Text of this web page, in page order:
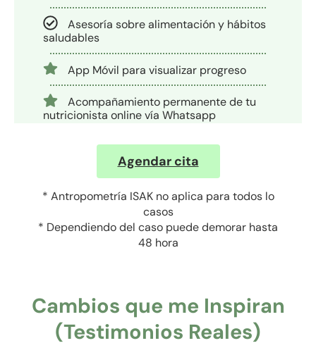
Asesoría sobre alimentación y hábitos
saludables
App Móvil para visualizar progreso
Acompañamiento permanente de tu
nutricionista online vía Whatsapp
Agendar cita
* Antropometría ISAK no aplica para todos lo
casos
* Dependiendo del caso puede demorar hasta
48 hora
Cambios que me Inspiran
(Testimonios Reales)